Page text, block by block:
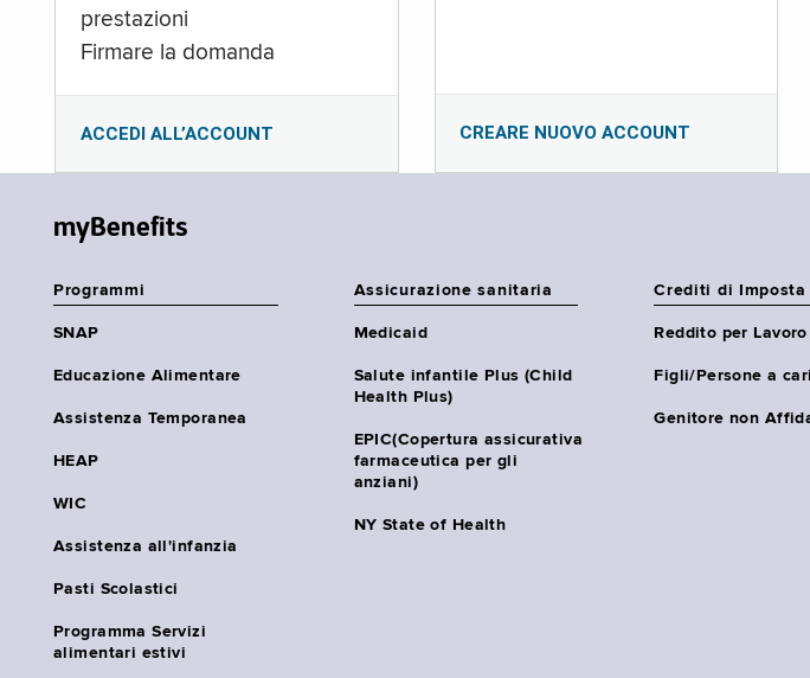
prestazioni
Firmare la domanda
ACCEDI ALL’ACCOUNT CREARE NUOVO ACCOUNT
myBenefits
Programmi
SNAP
Educazione Alimentare
Assistenza Temporanea
HEAP
WIC
Assistenza all'infanzia
Pasti Scolastici
Programma Servizi
alimentari estivi
Assicurazione sanitaria
Medicaid
Salute infantile Plus (Child
Health Plus)
EPIC(Copertura assicurativa
farmaceutica per gli
anziani)
NY State of Health
Crediti di Imposta
Reddito per Lavoro
Figli/Persone a
Genitore non